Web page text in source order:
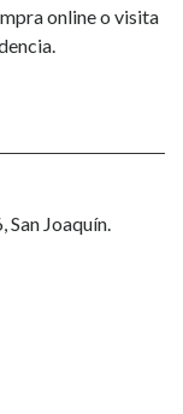
online o visita
San Joaquín.